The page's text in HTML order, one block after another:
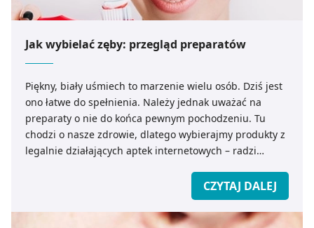
Jak wybielać zęby: przegląd preparatów
Piękny, biały uśmiech to marzenie wielu osób. Dziś jest
ono łatwe do spełnienia. Należy jednak uważać na
preparaty o nie do końca pewnym pochodzeniu. Tu
chodzi o nasze zdrowie, dlatego wybierajmy produkty z
legalnie działających aptek internetowych – radzi
CZYTAJ DALEJ